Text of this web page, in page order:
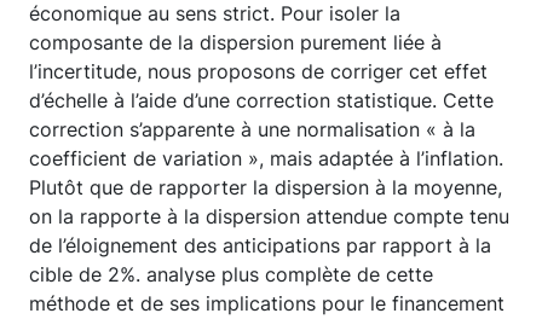
économique au sens strict. Pour isoler la
composante de la dispersion purement liée à
l’incertitude, nous proposons de corriger cet effet
d’échelle à l’aide d’une correction statistique. Cette
correction s’apparente à une normalisation « à la
coefficient de variation », mais adaptée à l’inflation.
Plutôt que de rapporter la dispersion à la moyenne,
on la rapporte à la dispersion attendue compte tenu
de l’éloignement des anticipations par rapport à la
cible de 2%. analyse plus complète de cette
méthode et de ses implications pour le financement